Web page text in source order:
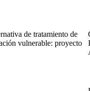
de tratamiento de
vulnerable: proyecto